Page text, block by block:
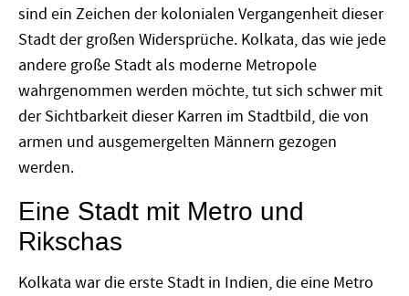
sind ein Zeichen der kolonialen Vergangenheit dieser
Stadt der großen Widersprüche. Kolkata, das wie jede
andere große Stadt als moderne Metropole
wahrgenommen werden möchte, tut sich schwer mit
der Sichtbarkeit dieser Karren im Stadtbild, die von
armen und ausgemergelten Männern gezogen
werden.
Eine Stadt mit Metro und
Rikschas
Kolkata war die erste Stadt in Indien, die eine Metro